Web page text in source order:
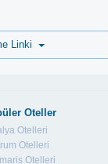
Oteller
Otelleri
Otelleri
Otelleri